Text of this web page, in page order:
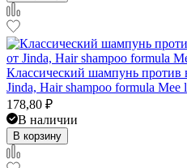
Классический шампунь против
Jinda, Hair shampoo formula Mee
178,80 ₽
В наличии
В корзину